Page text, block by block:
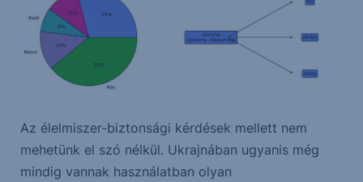
Az élelmiszer-biztonsági kérdések mellett nem
mehetünk el szó nélkül. Ukrajnában ugyanis még
mindig vannak használatban olyan